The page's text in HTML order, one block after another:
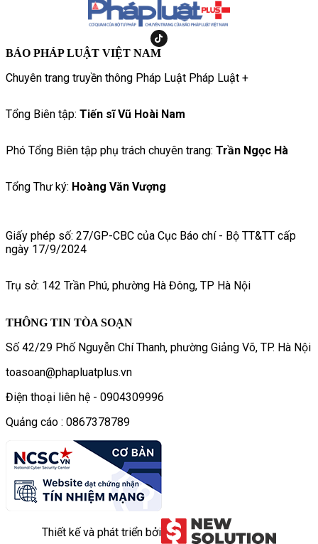
BÁO PHÁP LUẬT VIỆT NAM
Chuyên trang truyền thông Pháp Luật Pháp Luật +
Tổng Biên tập: Tiến sĩ Vũ Hoài Nam
Phó Tổng Biên tập phụ trách chuyên trang: Trần Ngọc Hà
Tổng Thư ký: Hoàng Văn Vượng
Giấy phép số: 27/GP-CBC của Cục Báo chí - Bộ TT&TT cấp
ngày 17/9/2024
Trụ sở: 142 Trần Phú, phường Hà Đông, TP Hà Nội
THÔNG TIN TÒA SOẠN
Số 42/29 Phố Nguyễn Chí Thanh, phường Giảng Võ, TP. Hà Nội
toasoan@phapluatplus.vn
Điện thoại liên hệ - 0904309996
Quảng cáo : 0867378789
Thiết kế và phát triển bởi